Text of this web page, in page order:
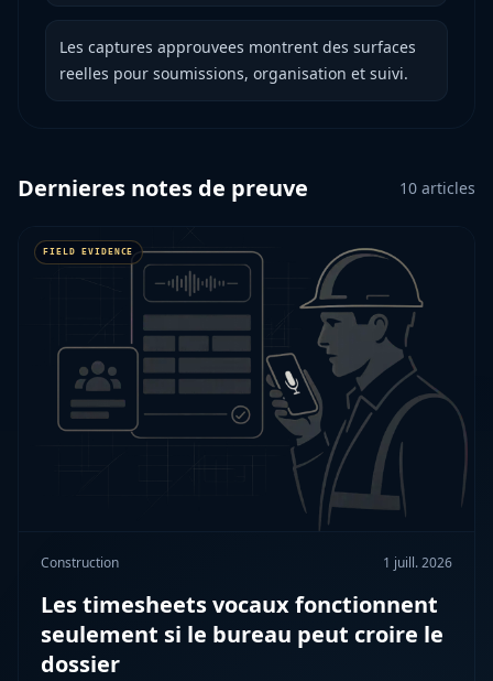
Les captures approuvees montrent des surfaces
reelles pour soumissions, organisation et suivi.
Dernieres notes de preuve 10 articles
Construction 1 juill. 2026
Les timesheets vocaux fonctionnent
seulement si le bureau peut croire le
dossier